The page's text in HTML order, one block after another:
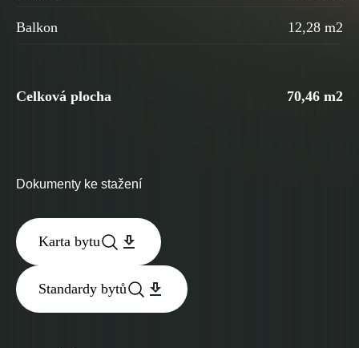
Balkon 12,28 m2
Celková plocha 70,46 m2
Dokumenty ke stažení
Karta bytu
Standardy bytů